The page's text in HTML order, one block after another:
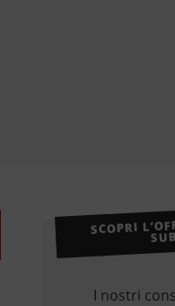
SCOPRI
I nostri